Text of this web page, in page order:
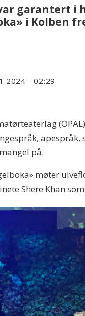
garantert i
i Kolben
- 02:29
på.
møter
Shere Khan